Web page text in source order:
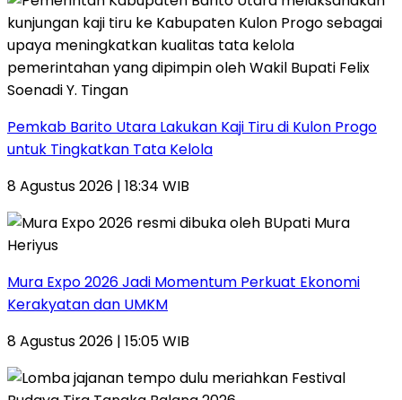
Pemkab Barito Utara Lakukan Kaji Tiru di Kulon Progo
untuk Tingkatkan Tata Kelola
8 Agustus 2026 | 18:34 WIB
Mura Expo 2026 Jadi Momentum Perkuat Ekonomi
Kerakyatan dan UMKM
8 Agustus 2026 | 15:05 WIB